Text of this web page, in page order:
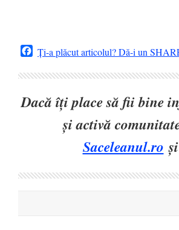
Facebook
Ți-a plăcut articolul? Dă-i un
Dacă îți place să fii bine
și activă
Saceleanul.ro